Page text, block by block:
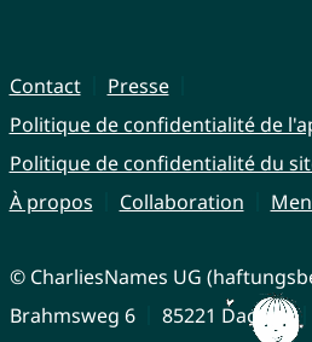
Contact
Presse
Politique de confidentialité de
Politique de confidentialité du
À propos
Collaboration
© CharliesNames UG
Brahmsweg 6
85221 Dachau